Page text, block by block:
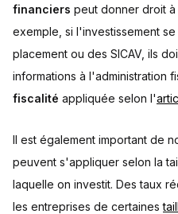
financiers peut donner droit à
exemple, si l'investissement
placement ou des SICAV, ils
informations à l'administration
fiscalité appliquée selon l'
Il est également important de
peuvent s'appliquer selon la
laquelle on investit. Des taux
les entreprises de certaines